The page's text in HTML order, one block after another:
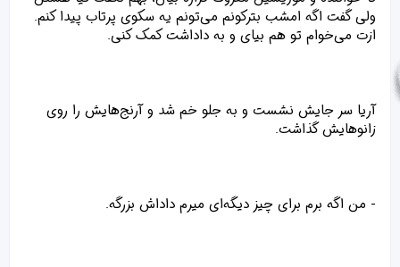
ولی گفت اگه امشب بترکونم می‌تونم یه سکوی پرتاب پیدا کنم.
ازت می‌خوام تو هم بیای و به داداشت کمک کنی.
آریا سر جایش نشست و به جلو خم شد و آرنج‌هایش را روی
زانوهایش گذاشت.
- من اگه برم برای چیز دیگه‌ای میرم داداش بزرگه.